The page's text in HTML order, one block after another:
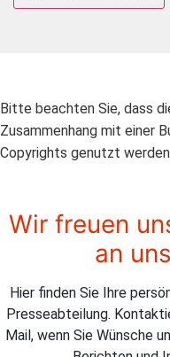
Bitte beachten Sie, dass
Zusammenhang mit einer
Copyrights genutzt
Wir freuen
an
Hier finden Sie Ihre
Presseabteilung.
Mail, wenn Sie Wünsche